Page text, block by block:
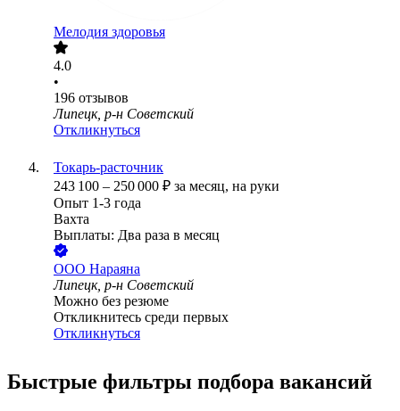
Мелодия здоровья
4.0
•
196 отзывов
Липецк, р-н Советский
Откликнуться
Токарь-расточник
243 100 – 250 000 ₽ за месяц, на руки
Опыт 1-3 года
Вахта
Выплаты: Два раза в месяц
ООО Нараяна
Липецк, р-н Советский
Можно без резюме
Откликнитесь среди первых
Откликнуться
Быстрые фильтры подбора вакансий